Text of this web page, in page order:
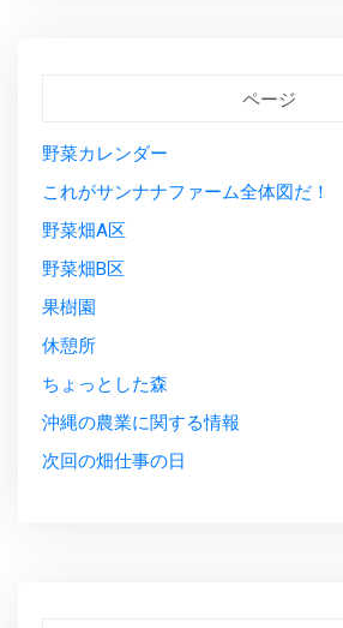
ページ
野菜カレンダー
これがサンナナファーム全体図だ！
野菜畑A区
野菜畑B区
果樹園
休憩所
ちょっとした森
沖縄の農業に関する情報
次回の畑仕事の日